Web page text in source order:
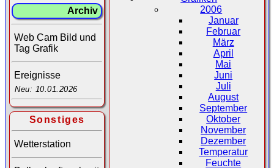
Archiv
Web Cam Bild und
Tag Grafik
Ereignisse
Neu: 10.01.2026
Sonstiges
Wetterstation
2006
Januar
Februar
März
April
Mai
Juni
Juli
August
September
Oktober
November
Dezember
Temperatur
Feuchte